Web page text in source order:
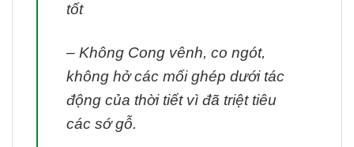
tốt
– Không Cong vênh, co ngót,
không hở các mối ghép dưới tác
động của thời tiết vì đã triệt tiêu
các sớ gỗ.